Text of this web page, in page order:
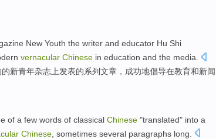
New Youth the writer and educator Hu Shi
vernacular Chinese in education and the media
的新青年杂志上发表的系列文章 ， 成功地倡导在教育和新闻
of a few words of classical Chinese "translated" into a
Chinese sometimes several paragraphs long